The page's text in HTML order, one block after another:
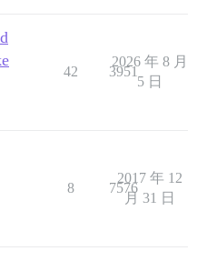
42 3951
2026 年 8 月
5 日
8 7576
2017 年 12
月 31 日